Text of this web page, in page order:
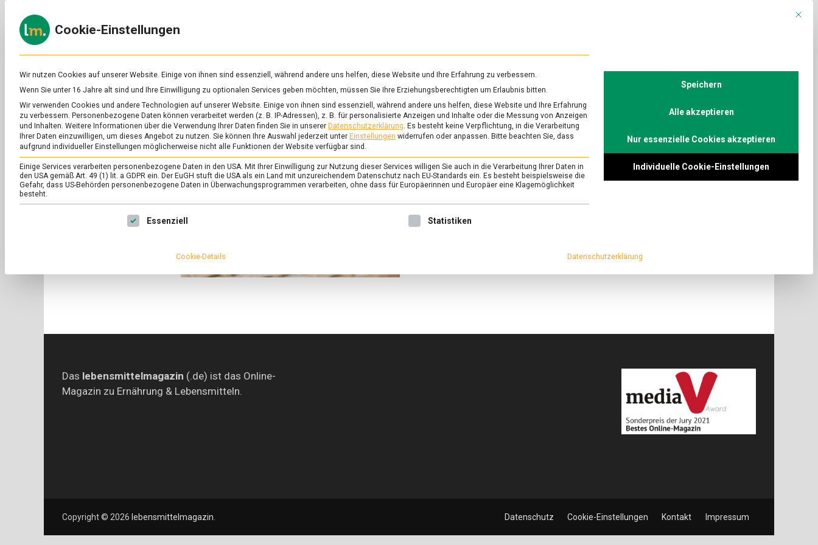
to
content
zu
&
Ernährung
SCHLAGWORT: NIEDERLANDE
ERNÄHRUNG & GESUNDHEIT/FEATURED
Vanille made in Holland
11. Juli 2025 Johannes Commenton
in
viel mehr als nur Gurken und Tomaten.
Lebensmittelmagazin.de ist an die holländische
Das lebensmittelmagazin (.de) ist das Online-
Magazin zu Ernährung & Lebensmitteln.
Copyright © 2026 lebensmittelmagazin Datenschutz Cookie-Einstellungen Kontakt Impressum
Mit
Cookie-Einstellungen
Wir nutzen Cookies auf unserer Website. Einige von ihnen sind essenziell, während andere uns helfen, diese Website und Ihre Erfahrung zu verbessern.
Wenn Sie unter 16 Jahre alt sind und Ihre Einwilligung zu optionalen Services geben möchten, müssen Sie Ihre Erziehungsberechtigten um Erlaubnis bitten.
Wir verwenden Cookies und andere Technologien auf unserer Website. Einige von ihnen sind essenziell, während andere uns helfen, diese Website und Ihre Erfahrung
zu verbessern. Personenbezogene Daten können verarbeitet werden (z. B. IP-Adressen), z. B. für personalisierte Anzeigen und Inhalte oder die Messung von Anzeigen
und Inhalten. Weitere Informationen über die Verwendung Ihrer Daten finden Sie in unserer Datenschutzerklärung. Es besteht keine Verpflichtung, in die Verarbeitung
Ihrer Daten einzuwilligen, um dieses Angebot zu nutzen. Sie können Ihre Auswahl jederzeit unter Einstellungen widerrufen oder anpassen. Bitte beachten Sie, dass
aufgrund individueller Einstellungen möglicherweise nicht alle Funktionen der Website verfügbar sind.
Einige Services verarbeiten personenbezogene Daten in den USA. Mit Ihrer Einwilligung zur Nutzung dieser Services willigen Sie auch in die Verarbeitung Ihrer Daten in
den USA gemäß Art. 49 (1) lit. a GDPR ein. Der EuGH stuft die USA als ein Land mit unzureichendem Datenschutz nach EU-Standards ein. Es besteht beispielsweise die
Gefahr, dass US-Behörden personenbezogene Daten in Überwachungsprogrammen verarbeiten, ohne dass für Europäerinnen und Europäer eine Klagemöglichkeit
besteht.
Es folgt eine Liste der Service-Gruppen, für die eine Einwilligung erteilt werden kann. Die erste Service-Gruppe ist essenziell und kann nicht abgewählt werden.
Essenziell Statistiken
Speichern
Alle akzeptieren
Nur essenzielle Cookies akzeptieren
Individuelle Cookie-Einstellungen
Cookie-Details Datenschutzerklärung